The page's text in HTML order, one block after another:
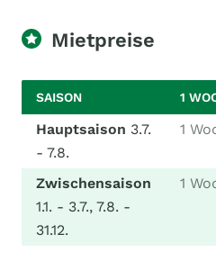
Mietpreise
SAISON 1
Hauptsaison 3.7.
- 7.8.
1
Zwischensaison
1.1. - 3.7., 7.8. -
31.12.
1